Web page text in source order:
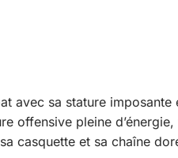
avec sa stature
offensive pleine
casquette et sa chaîne